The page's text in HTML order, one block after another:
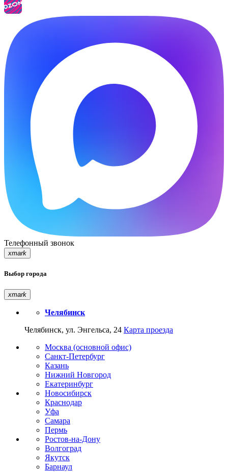
Телефонный звонок
xmark
Выбор города
xmark
Челябинск
Челябинск, ул. Энгельса, 24 Карта проезда
Москва (основной офис)
Санкт-Петербург
Казань
Нижний Новгород
Екатеринбург
Новосибирск
Краснодар
Уфа
Самара
Пермь
Ростов-на-Дону
Волгоград
Якутск
Барнаул